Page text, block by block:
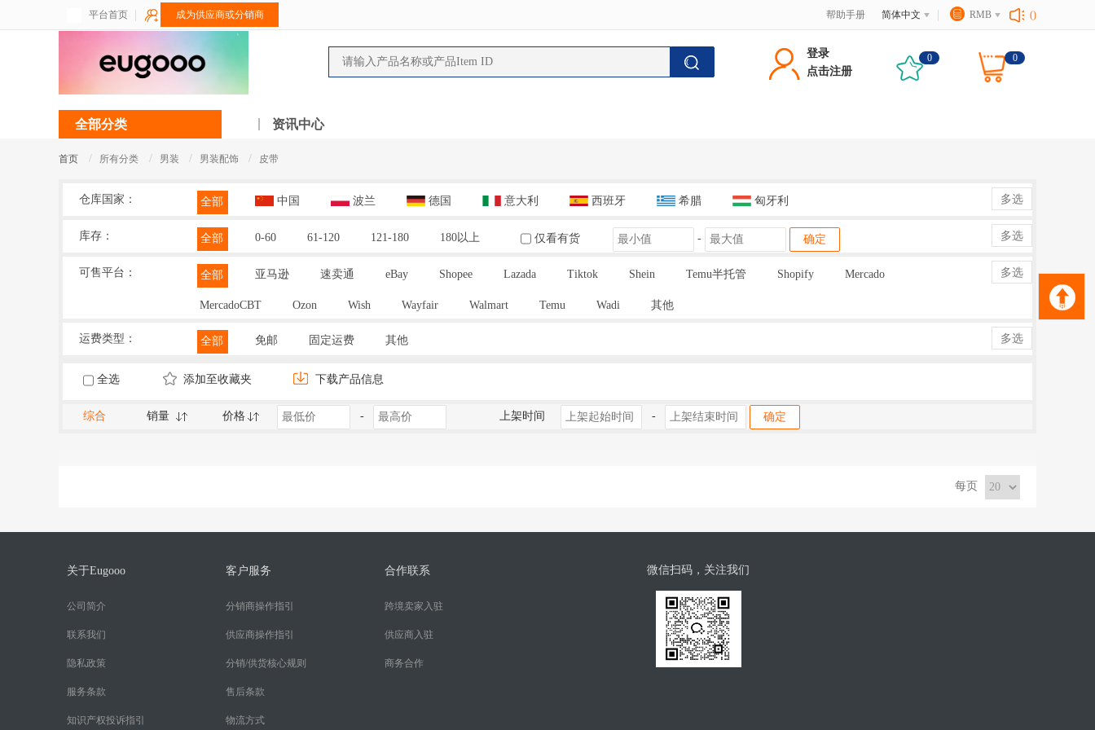
平台首页 成为供应商或分销商 帮助手册 简体中文 RMB ()
登录
点击注册
0 0
全部分类 资讯中心
首页 / 所有分类 / 男装 / 男装配饰 / 皮带
仓库国家： 全部 中国 波兰 德国 意大利 西班牙 希腊 匈牙利 多选
库存： 全部 0-60 61-120 121-180 180以上 仅看有货 - 确定 多选
可售平台： 全部 亚马逊 速卖通 eBay Shopee Lazada Tiktok Shein Temu半托管 Shopify Mercado
MercadoCBT Ozon Wish Wayfair Walmart Temu Wadi 其他
多选
运费类型： 全部 免邮 固定运费 其他 多选
全选 添加至收藏夹 下载产品信息
综合 销量 价格 - 上架时间 - 确定
每页
关于Eugooo
公司简介
联系我们
隐私政策
服务条款
知识产权投诉指引
客户服务
分销商操作指引
供应商操作指引
分销/供货核心规则
售后条款
物流方式
合作联系
跨境卖家入驻
供应商入驻
商务合作
微信扫码，关注我们